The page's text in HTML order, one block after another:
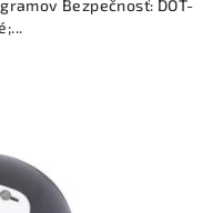
Bezpečnosť: DOT-